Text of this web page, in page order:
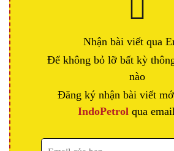
Nhận bài viết qua
Để không bỏ lỡ bất kỳ
nào
Đăng ký nhận bài viết
IndoPetrolqua